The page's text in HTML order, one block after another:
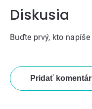
Diskusia
Buďte prvý, kto
Pridať komentár